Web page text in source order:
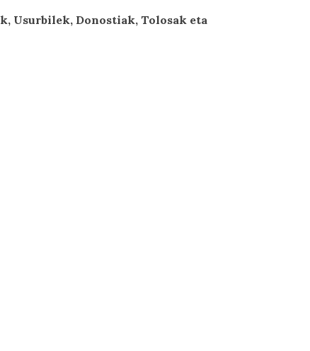
Usurbilek, Donostiak, Tolosak eta